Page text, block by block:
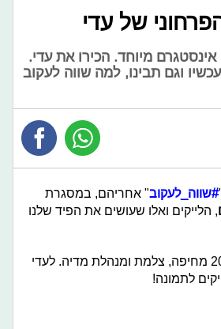
של עדי
מיוחד. הכירו את עדי.
וגם תבינו, למה שווה לעקוב
#שווה_לעקוב" אחריהם, במסגרת
, הלייקים ואלו שעושים את הפיד שלנו
ההמלצה השבוע היא חשבון האינסטגרם של עדי דקל, בת 20 מחיפה, צלמת ומנהלת מדיה. לעדי
לתמונה!